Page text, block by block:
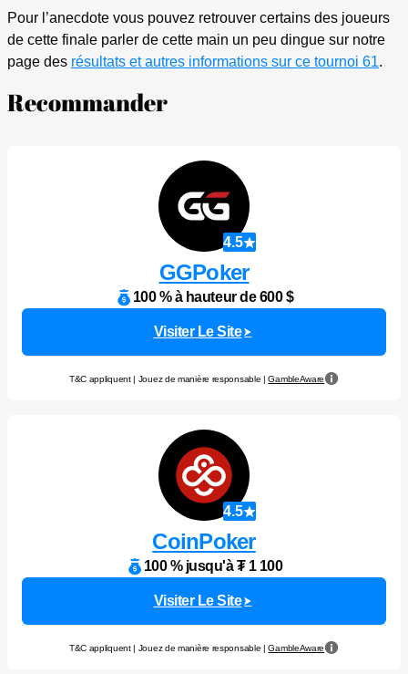
Pour l’anecdote vous pouvez retrouver certains des joueurs
de cette finale parler de cette main un peu dingue sur notre
page des résultats et autres informations sur ce tournoi 61.
Recommander
4.5
GGPoker
100 % à hauteur de 600 $
Visiter Le Site
T&C appliquent | Jouez de manière responsable |GambleAware
4.5
CoinPoker
100 % jusqu'à ₮ 1 100
Visiter Le Site
T&C appliquent | Jouez de manière responsable |GambleAware